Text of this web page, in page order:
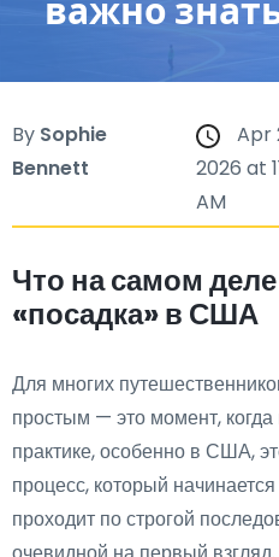
важно
By Sophie
Bennett
Apr
2026 at
AM
Что на самом деле
«посадка» в США
Для многих
простым — это момент,
практике, особенно в США,
процесс, который
проходит по строгой